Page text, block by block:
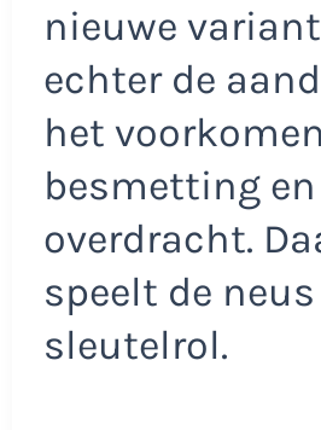
nieuwe
echter de
het
besmetting en
overdracht.
speelt de neus
sleutelrol.